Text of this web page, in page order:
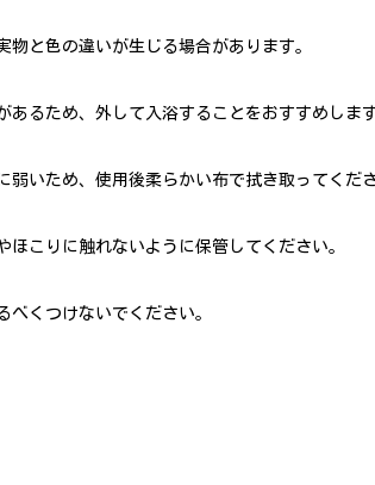
物と色の違いが生じる場合があります。
あるため、外して入浴することをおすすめします
弱いため、使用後柔らかい布で拭き取ってくださ
ほこりに触れないように保管してください。
べくつけないでください。